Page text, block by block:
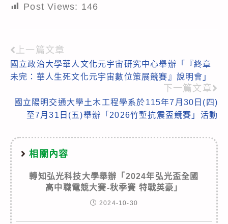
Post Views: 146
Read
more
上一篇文章
國立政治大學華人文化元宇宙研究中心舉辦「『終章
未完：華人生死文化元宇宙數位策展競賽』說明會」
下一篇文章
國立陽明交通大學土木工程學系於115年7月30日(四)
至7月31日(五)舉辦「2026竹塹抗震盃競賽」活動
相關內容
轉知弘光科技大學舉辦「2024年弘光盃全國
高中職電競大賽-秋季賽 特戰英豪」
2024-10-30